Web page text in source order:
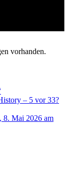
vorhanden.
– 5 vor 33?
Mai 2026 am